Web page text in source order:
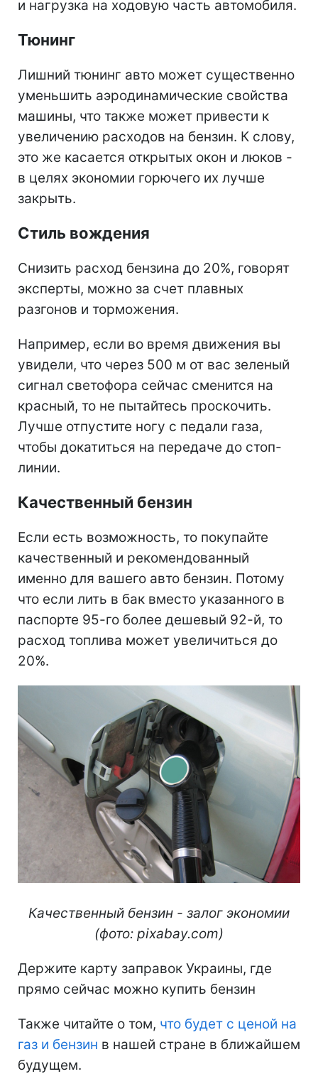
и нагрузка на ходовую часть автомобиля.
Тюнинг
Лишний тюнинг авто может существенно
уменьшить аэродинамические свойства
машины, что также может привести к
увеличению расходов на бензин. К слову,
это же касается открытых окон и люков -
в целях экономии горючего их лучше
закрыть.
Стиль вождения
Снизить расход бензина до 20%, говорят
эксперты, можно за счет плавных
разгонов и торможения.
Например, если во время движения вы
увидели, что через 500 м от вас зеленый
сигнал светофора сейчас сменится на
красный, то не пытайтесь проскочить.
Лучше отпустите ногу с педали газа,
чтобы докатиться на передаче до стоп-
линии.
Качественный бензин
Если есть возможность, то покупайте
качественный и рекомендованный
именно для вашего авто бензин. Потому
что если лить в бак вместо указанного в
паспорте 95-го более дешевый 92-й, то
расход топлива может увеличиться до
20%.
Качественный бензин - залог экономии
(фото: pixabay.com)
Держите карту заправок Украины, где
прямо сейчас можно купить бензин
Также читайте о том, что будет с ценой на
газ и бензин в нашей стране в ближайшем
будущем.